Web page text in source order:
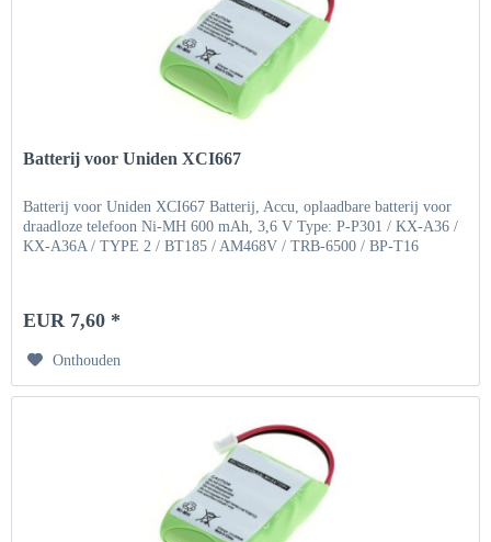
Batterij voor Uniden XCI667
Batterij voor Uniden XCI667 Batterij, Accu, oplaadbare batterij voor
draadloze telefoon Ni-MH 600 mAh, 3,6 V Type: P-P301 / KX-A36 /
KX-A36A / TYPE 2 / BT185 / AM468V / TRB-6500 / BP-T16
EUR 7,60 *
Onthouden